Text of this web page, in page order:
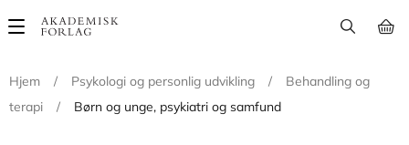
Main
Hjem
/ Psykologi og personlig udvikling /
Behandling og
terapi
/ Børn og unge, psykiatri og samfund